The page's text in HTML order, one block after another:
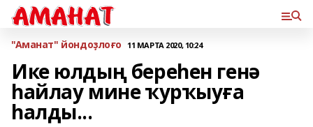
"Аманат" йондоҙлоғо 11 МАРТА 2020, 10:24
Ике юлдың береһен генә
һайлау мине ҡурҡыуға
һалды...